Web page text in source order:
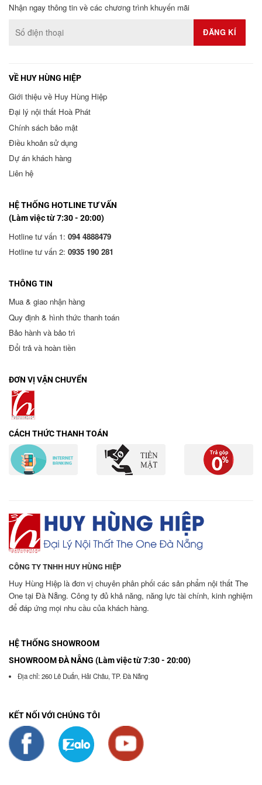
Nhận ngay thông tin về các chương trình khuyến mãi
VỀ HUY HÙNG HIỆP
Giới thiệu về Huy Hùng Hiệp
Đại lý nội thất Hoà Phát
Chính sách bảo mật
Điều khoản sử dụng
Dự án khách hàng
Liên hệ
HỆ THỐNG HOTLINE TƯ VẤN
(Làm việc từ 7:30 - 20:00)
Hotline tư vấn 1: 094 4888479
Hotline tư vấn 2: 0935 190 281
THÔNG TIN
Mua & giao nhận hàng
Quy định & hình thức thanh toán
Bảo hành và bảo trì
Đổi trả và hoàn tiền
ĐƠN VỊ VẬN CHUYỂN
CÁCH THỨC THANH TOÁN
CÔNG TY TNHH HUY HÙNG HIỆP
Huy Hùng Hiệp là đơn vị chuyên phân phối các sản phẩm nội thất The
One tại Đà Nẵng. Công ty đủ khả năng, năng lực tài chính, kinh nghiệm
để đáp ứng mọi nhu cầu của khách hàng.
HỆ THỐNG SHOWROOM
SHOWROOM ĐÀ NẴNG (Làm việc từ 7:30 - 20:00)
Địa chỉ: 260 Lê Duẩn, Hải Châu, TP. Đà Nẵng
KẾT NỐI VỚI CHÚNG TÔI